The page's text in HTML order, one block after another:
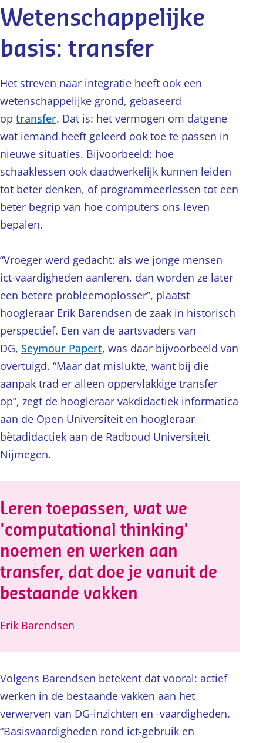
Wetenschappelijke
basis: transfer
Het streven naar integratie heeft ook een
wetenschappelijke grond, gebaseerd
op transfer. Dat is: het vermogen om datgene
wat iemand heeft geleerd ook toe te passen in
nieuwe situaties. Bijvoorbeeld: hoe
schaaklessen ook daadwerkelijk kunnen leiden
tot beter denken, of programmeerlessen tot een
beter begrip van hoe computers ons leven
bepalen.
“Vroeger werd gedacht: als we jonge mensen
ict-vaardigheden aanleren, dan worden ze later
een betere probleemoplosser”, plaatst
hoogleraar Erik Barendsen de zaak in historisch
perspectief. Een van de aartsvaders van
DG, Seymour Papert, was daar bijvoorbeeld van
overtuigd. “Maar dat mislukte, want bij die
aanpak trad er alleen oppervlakkige transfer
op”, zegt de hoogleraar vakdidactiek informatica
aan de Open Universiteit en hoogleraar
bètadidactiek aan de Radboud Universiteit
Nijmegen.
Leren toepassen, wat we
'computational thinking'
noemen en werken aan
transfer, dat doe je vanuit de
bestaande vakken
Erik Barendsen
Volgens Barendsen betekent dat vooral: actief
werken in de bestaande vakken aan het
verwerven van DG-inzichten en -vaardigheden.
“Basisvaardigheden rond ict-gebruik en